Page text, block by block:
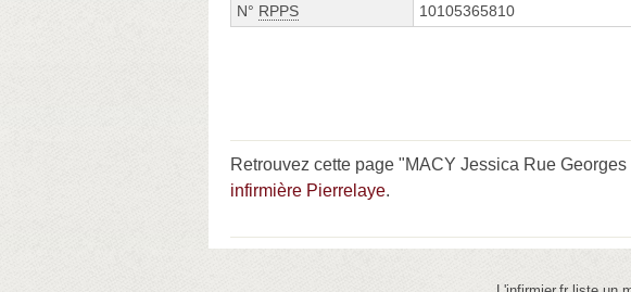
N° RPPS 10105365810
Retrouvez cette page "MACY Jessica Rue
infirmière Pierrelaye.